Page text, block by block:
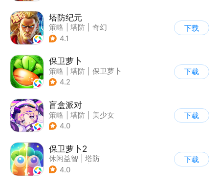
塔防纪元
策略 塔防
奇幻
| 欧美风
4.1
下载
保卫萝卜
策略 塔防
保卫萝卜
| 卡通
4.2
下载
盲盒派对
策略 塔防
美少女
| 卡通
4.0
下载
保卫萝卜2
休闲益智
塔防
| 保卫萝卜
4.0
下载